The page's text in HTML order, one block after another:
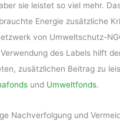
sie leistet so viel mehr.
Energie zusätzliche
von Umweltschutz-
des Labels hilft
zusätzlichen Beitrag zu
und Umweltfonds.
Nachverfolgung und